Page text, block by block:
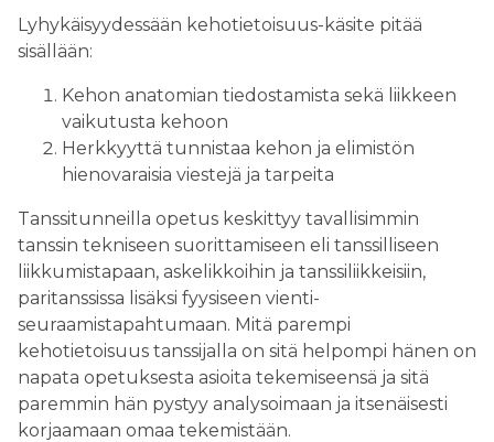
Lyhykäisyydessään kehotietoisuus-käsite pitää
sisällään:
Kehon anatomian tiedostamista sekä liikkeen
vaikutusta kehoon
Herkkyyttä tunnistaa kehon ja elimistön
hienovaraisia viestejä ja tarpeita
Tanssitunneilla opetus keskittyy tavallisimmin
tanssin tekniseen suorittamiseen eli tanssilliseen
liikkumistapaan, askelikkoihin ja tanssiliikkeisiin,
paritanssissa lisäksi fyysiseen vienti-
seuraamistapahtumaan. Mitä parempi
kehotietoisuus tanssijalla on sitä helpompi hänen on
napata opetuksesta asioita tekemiseensä ja sitä
paremmin hän pystyy analysoimaan ja itsenäisesti
korjaamaan omaa tekemistään.